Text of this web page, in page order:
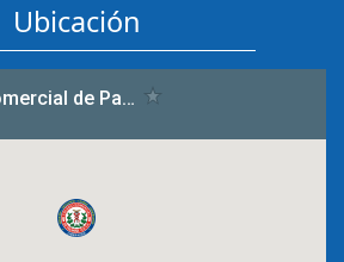
Ubicación